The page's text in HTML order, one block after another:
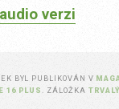
audio verzi
BYL PUBLIKOVÁN V
16 PLUS
. ZÁLOŽKA